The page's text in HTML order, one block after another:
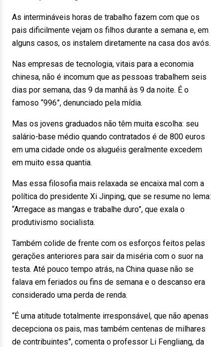
As intermináveis horas de trabalho fazem com que os
pais dificilmente vejam os filhos durante a semana e, em
alguns casos, os instalem diretamente na casa dos avós.
Nas empresas de tecnologia, vitais para a economia
chinesa, não é incomum que as pessoas trabalhem seis
dias por semana, das 9 da manhã às 9 da noite. É o
famoso “996”, denunciado pela mídia.
Mas os jovens graduados não têm muita escolha: seu
salário-base médio quando contratados é de 800 euros
em uma cidade onde os aluguéis geralmente excedem
em muito essa quantia.
Mas essa filosofia mais relaxada se encaixa mal com a
política do presidente Xi Jinping, que se resume no lema:
“Arregace as mangas e trabalhe duro”, que exala o
produtivismo socialista.
Também colide de frente com os esforços feitos pelas
gerações anteriores para sair da miséria com o suor na
testa. Até pouco tempo atrás, na China quase não se
falava em feriados ou fins de semana e o descanso era
considerado uma perda de renda.
“É uma atitude totalmente irresponsável, que não apenas
decepciona os pais, mas também centenas de milhares
de contribuintes”, comenta o professor Li Fengliang, da